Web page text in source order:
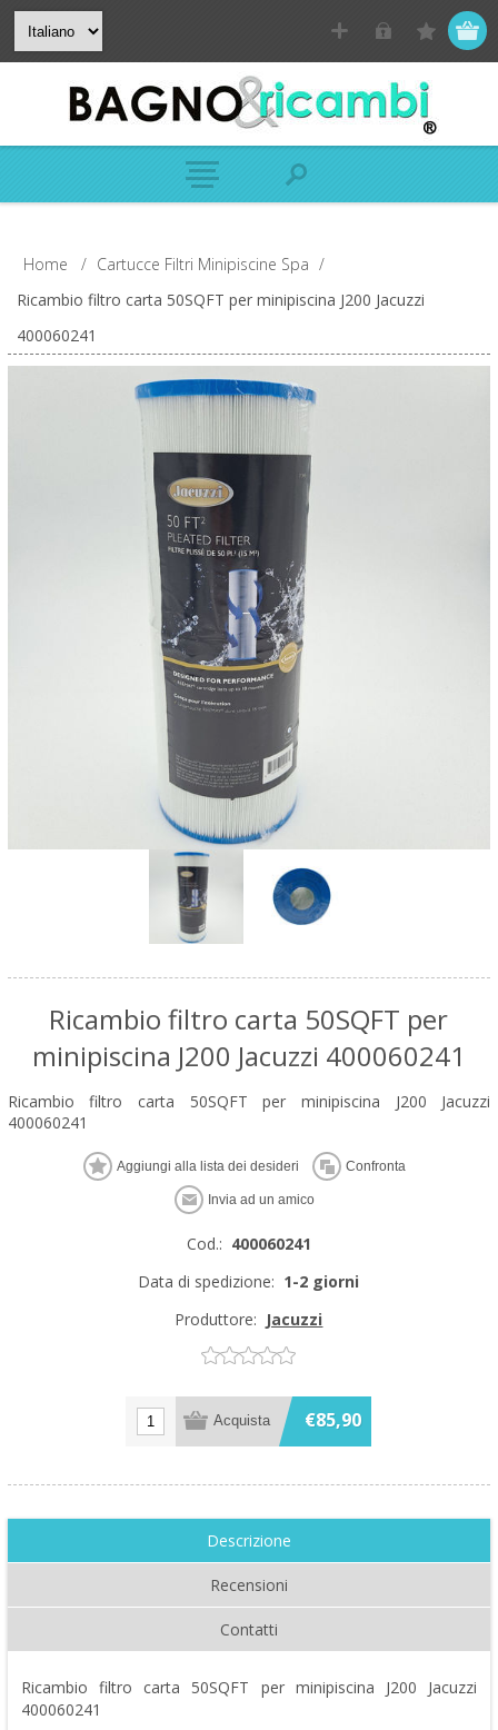
Home / Cartucce Filtri Minipiscine Spa /
Ricambio filtro carta 50SQFT per minipiscina J200 Jacuzzi
400060241
Ricambio filtro carta 50SQFT per
minipiscina J200 Jacuzzi 400060241
Ricambio filtro carta 50SQFT per minipiscina J200 Jacuzzi
400060241
Cod.: 400060241
Data di spedizione: 1-2 giorni
Produttore: Jacuzzi
€85,90
Descrizione
Recensioni
Contatti
Ricambio filtro carta 50SQFT per minipiscina J200 Jacuzzi
400060241